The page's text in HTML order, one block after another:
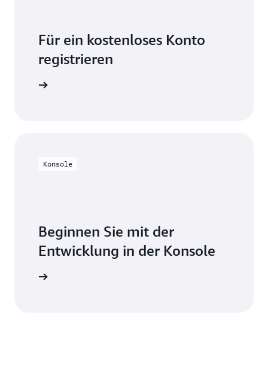
Für ein kostenloses Konto
registrieren
Konsole
Beginnen Sie mit der
Entwicklung in der Konsole